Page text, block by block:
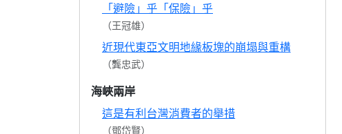
「避險」乎「保險」乎
（王冠雄）
近現代東亞文明地緣板塊的崩塌與重構
（龔忠武）
海峽兩岸
這是有利台灣消費者的舉措
（鄧岱賢）